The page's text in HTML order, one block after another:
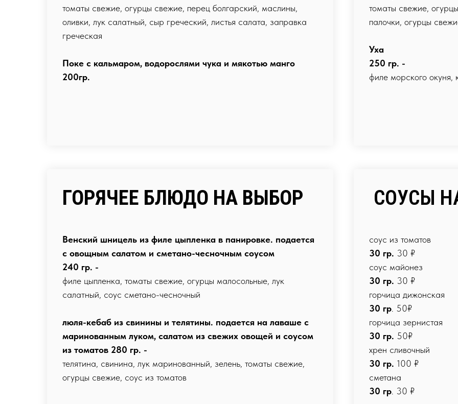
томаты свежие, огурцы свежие, перец болгарский, маслины,
оливки, лук салатный, сыр греческий, листья салата, заправка
греческая
Поке с кальмаром, водорослями чука и мякотью манго
200гр.
томаты свежие,
палочки, огурцы
Уха
250 гр. -
филе морского окуня,
ГОРЯЧЕЕ БЛЮДО НА ВЫБОР
Венский шницель из филе цыпленка в панировке. подается
с овощным салатом и сметано-чесночным соусом
240 гр. -
филе цыпленка, томаты свежие, огурцы малосольные, лук
салатный, соус сметано-чесночный
люля-кебаб из свинины и телятины. подается на лаваше с
маринованным луком, салатом из свежих овощей и соусом
из томатов 280 гр. -
телятина, свинина, лук маринованный, зелень, томаты свежие,
огурцы свежие, соус из томатов
СОУСЫ
соус из томатов
30 гр. 30 ₽
соус майонез
30 гр. 30 ₽
горчица дижонская
30 гр . 50₽
горчица зернистая
30 гр. 50₽
хрен сливочный
30 гр. 100 ₽
сметана
30 гр . 30 ₽